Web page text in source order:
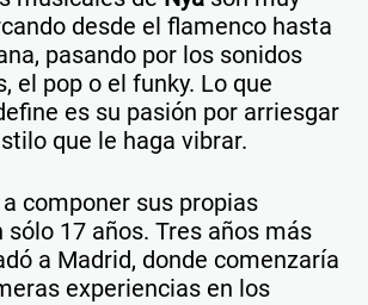
desde el flamenco hasta
pasando por los sonidos
el pop o el funky. Lo que
es su pasión por arriesgar
que le haga vibrar.
componer sus propias
sólo 17 años. Tres años más
a Madrid, donde comenzaría
experiencias en los